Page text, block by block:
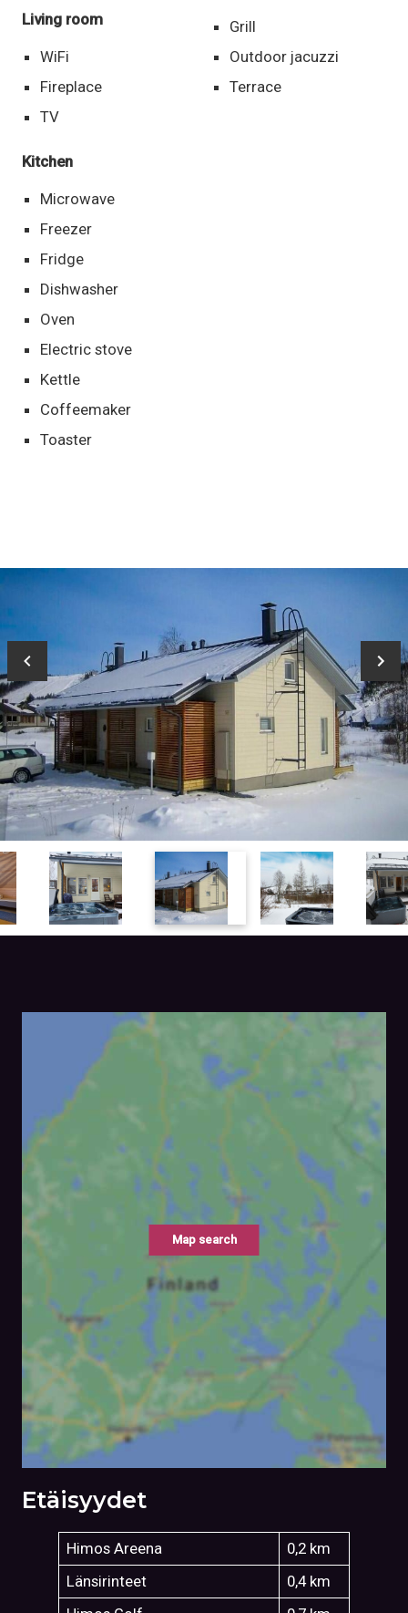
Living room
WiFi
Fireplace
TV
Kitchen
Microwave
Freezer
Fridge
Dishwasher
Oven
Electric stove
Kettle
Coffeemaker
Toaster
Grill
Outdoor jacuzzi
Terrace
Map search
Etäisyydet
Himos Areena
0,2 km
Länsirinteet
0,4 km